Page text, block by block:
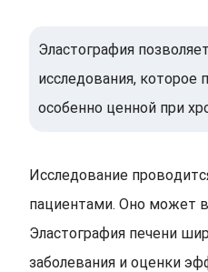
Эластография
исследования,
особенно ценной при
Исследование
пациентами. Оно может
Эластография печени
заболевания и оценки